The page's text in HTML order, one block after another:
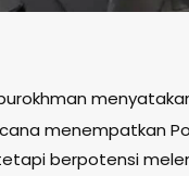
menempatkan
berpotensi